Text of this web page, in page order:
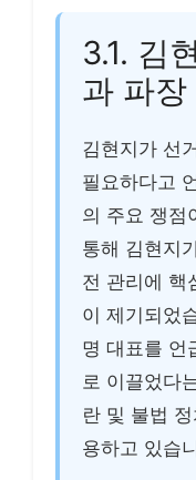
3.1. 김
과 파장
김현지가 선
필요하다고
의 주요 쟁점
통해 김현지
전 관리에 핵
이 제기되었
명 대표를 언
로 이끌었다
란 및 불법
용하고 있습